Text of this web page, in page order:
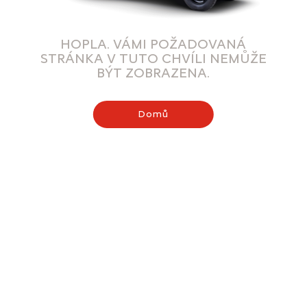
HOPLA. VÁMI POŽADOVANÁ
STRÁNKA V TUTO CHVÍLI NEMŮŽE
BÝT ZOBRAZENA.
Domů